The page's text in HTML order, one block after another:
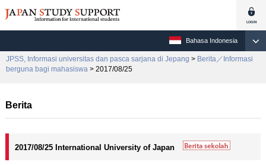
Bahasa Indonesia
JPSS, Informasi universitas dan pasca sarjana di Jepang > Berita／Informasi
berguna bagi mahasiswa > 2017/08/25
Berita
2017/08/25 International University of Japan